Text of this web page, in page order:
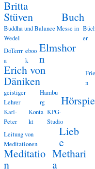
Britta
Stüven Buch
Buddha und Balance Messe in
Wedel
er
DoTerrr
a
eboo
k
Elmshor
n
Erich von
Däniken
n
geistiger
Lehrer
Hambu
rg
Karl-
Peter
Konta
kt
KPG-
Studio
Leitung von
Meditationen
Lieb
e
Meditatio
n
Methari
a